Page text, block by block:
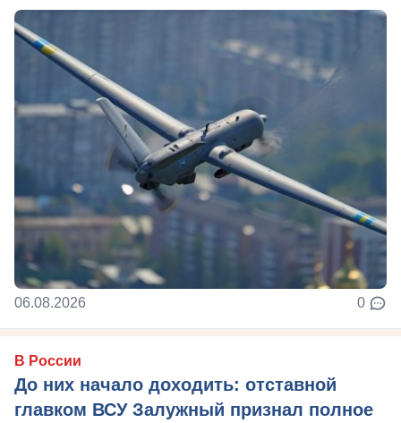
06.08.2026 0
В России
До них начало доходить: отставной
главком ВСУ Залужный признал полное